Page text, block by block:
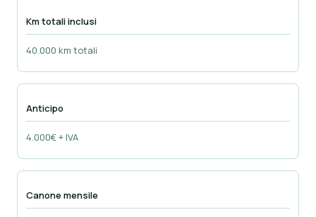
Km totali inclusi
40.000 km totali
Anticipo
4.000€ + IVA
Canone mensile